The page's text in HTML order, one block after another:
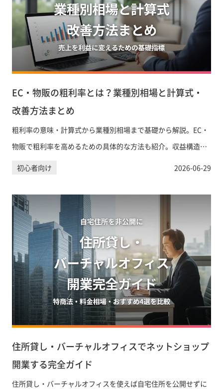
EC・物販の粗利率とは？業種別相場と計算式・
改善方法まとめ
粗利率の意味・計算式から業種別相場まで基礎から解説。EC・
物販で粗利率を高めるための具体的な方法も紹介。収益構造の
改善はFASTMAKEにご相談ください。
初心者向け 2026-06-29
住所貸し・バーチャルオフィスでネットショップ
開業する完全ガイド
住所貸し・バーチャルオフィスを使えば自宅住所を公開せずに